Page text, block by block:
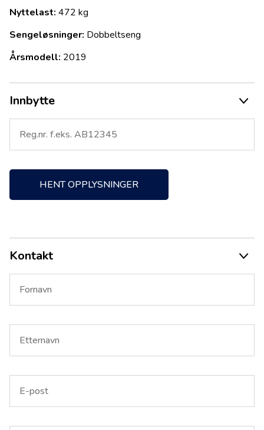
Nyttelast: 472 kg
Sengeløsninger: Dobbeltseng
Årsmodell: 2019
Innbytte
HENT OPPLYSNINGER
Kontakt